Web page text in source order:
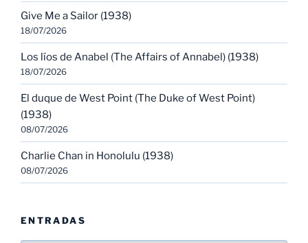
Give Me a Sailor (1938)
18/07/2026
Los líos de Anabel (The Affairs of Annabel) (1938)
18/07/2026
El duque de West Point (The Duke of West Point)
(1938)
08/07/2026
Charlie Chan in Honolulu (1938)
08/07/2026
ENTRADAS